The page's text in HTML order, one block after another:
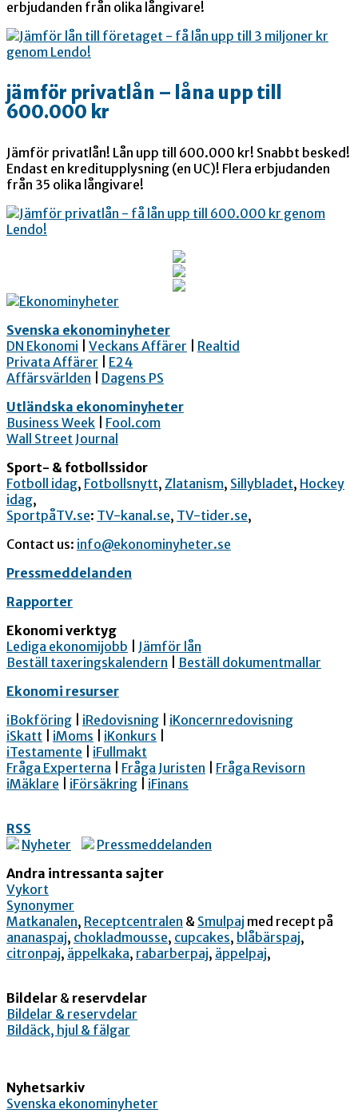
erbjudanden från olika långivare!
jämför privatlån – låna upp till
600.000 kr
Jämför privatlån! Lån upp till 600.000 kr! Snabbt besked!
Endast en kreditupplysning (en UC)! Flera erbjudanden
från 35 olika långivare!
Svenska ekonominyheter
DN Ekonomi
Veckans Affärer
Realtid
Privata Affärer
E24
Affärsvärlden
Dagens PS
Utländska ekonominyheter
Business Week
Fool.com
Wall Street Journal
Sport- & fotbollssidor
Fotboll idag, Fotbollsnytt, Zlatanism, Sillybladet, Hockey
idag,
SportpåTV.se: TV-kanal.se, TV-tider.se,
Contact us: info@ekonominyheter.se
Pressmeddelanden
Rapporter
Ekonomi verktyg
Lediga ekonomijobb
Jämför lån
Beställ taxeringskalendern
Beställ dokumentmallar
Ekonomi resurser
iBokföring
iRedovisning
iKoncernredovisning
iSkatt
iMoms iKonkurs
iTestamente
iFullmakt
Fråga Experterna
Fråga Juristen
Fråga Revisorn
iMäklare
iFörsäkring iFinans
RSS
Nyheter
Pressmeddelanden
Andra intressanta sajter
Vykort
Synonymer
Matkanalen, Receptcentralen & Smulpaj med recept på
ananaspaj, chokladmousse, cupcakes, blåbärspaj,
citronpaj, äppelkaka, rabarberpaj, äppelpaj,
Bildelar & reservdelar
Bildelar & reservdelar
Bildäck, hjul & fälgar
Nyhetsarkiv
Svenska ekonominyheter